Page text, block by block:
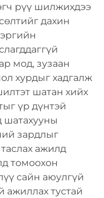
рүү шилжихдээ
дахин
мод, зузаан
хурдыг хадгалж
шатан хийх
үр дүнтэй
шатахууны
зардлыг
ажилд
томоохон
сайн аюулгүй
ажиллах тустай